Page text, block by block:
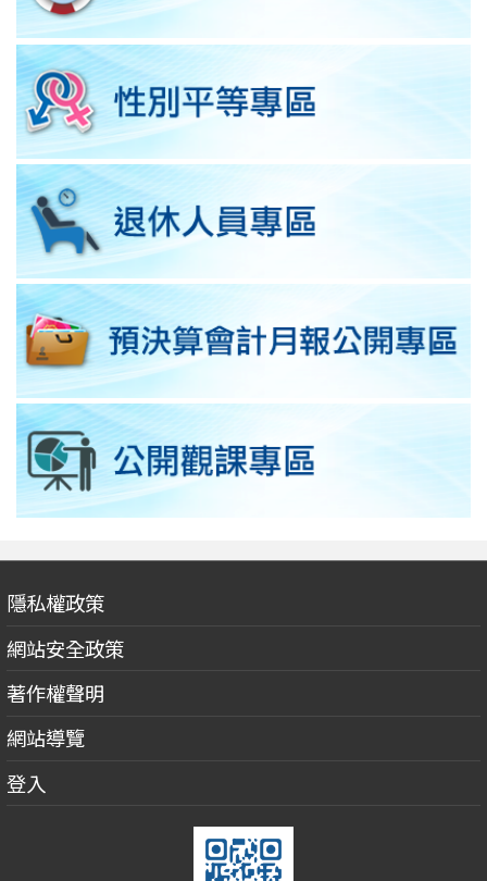
隱私權政策
網站安全政策
著作權聲明
網站導覽
登入